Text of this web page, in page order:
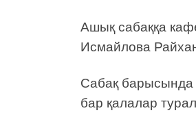
Ашық сабаққа
Исмайлова
Сабақ
бар қалалар